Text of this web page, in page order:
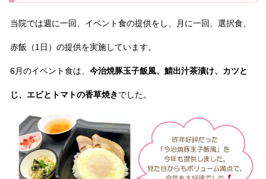
当院では週に一回、イベント食の提供をし、月に一回、選択食、
赤飯（1日）の提供を実施しています。
6月のイベント食は、今治焼豚玉子飯風、鯖出汁茶漬け、カツと
じ、エビとトマトの香草焼きでした。